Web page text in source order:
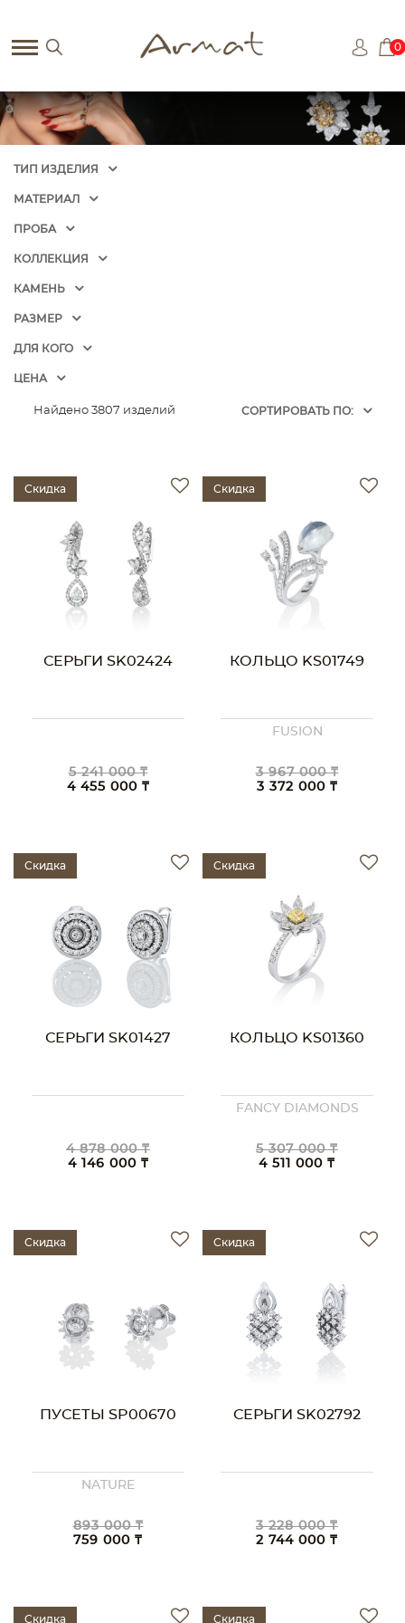
0
ТИП ИЗДЕЛИЯ
МАТЕРИАЛ
ПРОБА
КОЛЛЕКЦИЯ
КАМЕНЬ
РАЗМЕР
ДЛЯ КОГО
ЦЕНА
Найдено 3807 изделий CОРТИРОВАТЬ ПО:
Скидка
СЕРЬГИ SK02424
5 241 000 ₸
4 455 000 ₸
Скидка
КОЛЬЦО KS01749
FUSION
3 967 000 ₸
3 372 000 ₸
Скидка
СЕРЬГИ SK01427
4 878 000 ₸
4 146 000 ₸
Скидка
КОЛЬЦО KS01360
FANCY DIAMONDS
5 307 000 ₸
4 511 000 ₸
Скидка
ПУСЕТЫ SP00670
NATURE
893 000 ₸
759 000 ₸
Скидка
СЕРЬГИ SK02792
3 228 000 ₸
2 744 000 ₸
Скидка Скидка